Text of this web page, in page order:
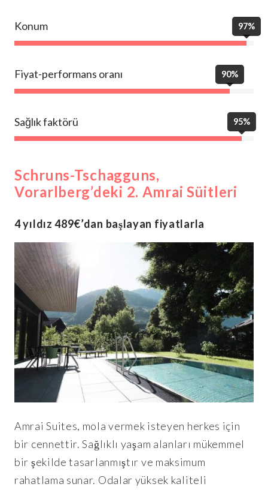
Konum 97%
Fiyat-performans oranı 90%
Sağlık faktörü 95%
Schruns-Tschagguns,
Vorarlberg’deki 2. Amrai Süitleri
4 yıldız 489€’dan başlayan fiyatlarla
Amrai Suites, mola vermek isteyen herkes için
bir cennettir. Sağlıklı yaşam alanları mükemmel
bir şekilde tasarlanmıştır ve maksimum
rahatlama sunar. Odalar yüksek kaliteli